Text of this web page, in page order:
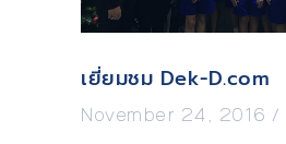
เยี่ยมชม Dek-D.com
November 24, 2016 /